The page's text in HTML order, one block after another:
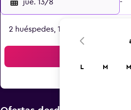
jue. 13/8 -
2 huéspedes, 1 habitación
L M M